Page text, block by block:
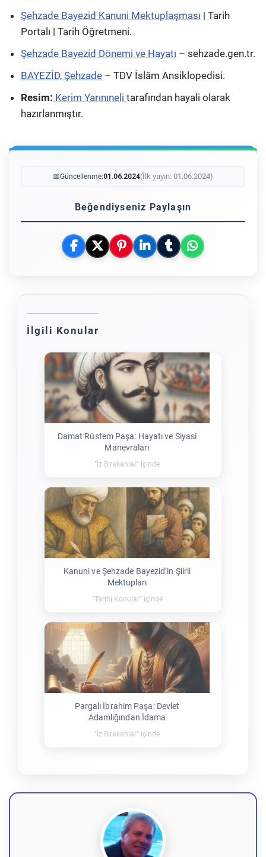
Şehzade Bayezid Kanuni Mektuplaşması | Tarih
Portalı | Tarih Öğretmeni.
Şehzade Bayezid Dönemi ve Hayatı – sehzade.gen.tr.
BAYEZİD, Şehzade – TDV İslâm Ansiklopedisi.
Resim: Kerim Yarınıneli tarafından hayali olarak
hazırlanmıştır.
📅Güncellenme:01.06.2024(İlk yayın: 01.06.2024)
Beğendiyseniz Paylaşın
İlgili Konular
Damat Rüstem Paşa: Hayatı ve Siyasi
Manevraları
"İz Bırakanlar" içinde
Kanuni ve Şehzade Bayezid’in Şiirli
Mektupları
"Tarihi Konular" içinde
Pargalı İbrahim Paşa: Devlet
Adamlığından İdama
"İz Bırakanlar" içinde